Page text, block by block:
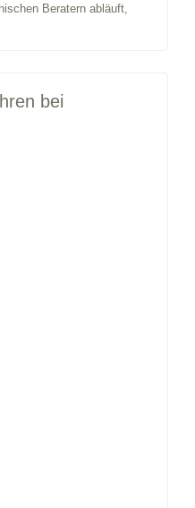
Beratern abläuft,
bei